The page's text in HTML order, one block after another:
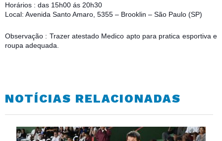
Horários : das 15h00 ás 20h30
Local: Avenida Santo Amaro, 5355 – Brooklin – São Paulo (SP)
Observação : Trazer atestado Medico apto para pratica esportiva e
roupa adequada.
NOTÍCIAS RELACIONADAS